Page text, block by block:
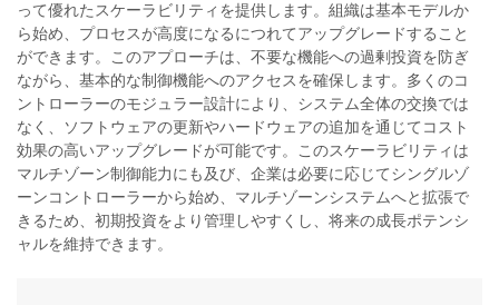
って優れたスケーラビリティを提供します。組織は基本モデルか
ら始め、プロセスが高度になるにつれてアップグレードすること
ができます。このアプローチは、不要な機能への過剰投資を防ぎ
ながら、基本的な制御機能へのアクセスを確保します。多くのコ
ントローラーのモジュラー設計により、システム全体の交換では
なく、ソフトウェアの更新やハードウェアの追加を通じてコスト
効果の高いアップグレードが可能です。このスケーラビリティは
マルチゾーン制御能力にも及び、企業は必要に応じてシングルゾ
ーンコントローラーから始め、マルチゾーンシステムへと拡張で
きるため、初期投資をより管理しやすくし、将来の成長ポテンシ
ャルを維持できます。